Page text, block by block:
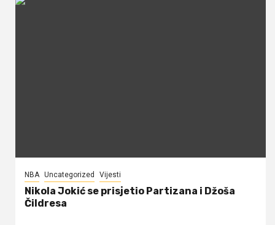
NBA Uncategorized Vijesti
Nikola Jokić se prisjetio Partizana i Džoša
Čildresa